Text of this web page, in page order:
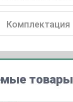
Комплектация
товары